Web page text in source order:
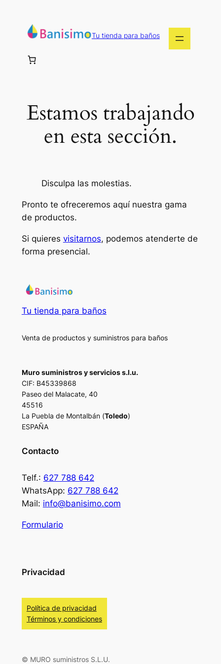
contenido
Tu tienda para baños
Estamos trabajando
en esta sección.
Disculpa las molestias.
Pronto te ofreceremos aquí nuestra gama
de productos.
Si quieres visitarnos, podemos atenderte de
forma presencial.
Tu tienda para baños
Venta de productos y suministros para baños
Muro suministros y servicios s.l.u.
CIF: B45339868
Paseo del Malacate, 40
45516
La Puebla de Montalbán (Toledo)
ESPAÑA
Contacto
Telf.: 627 788 642
WhatsApp: 627 788 642
Mail: info@banisimo.com
Formulario
Privacidad
Política de privacidad
Términos y condiciones
© MURO suministros S.L.U.